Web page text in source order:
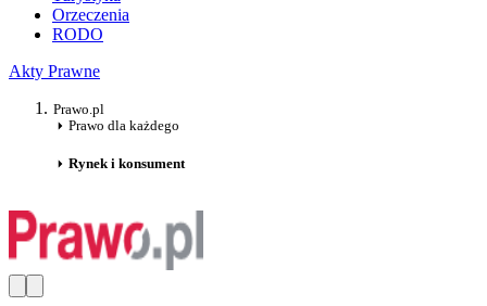
Orzeczenia
RODO
Akty Prawne
Prawo.pl
Prawo dla każdego
Rynek i konsument